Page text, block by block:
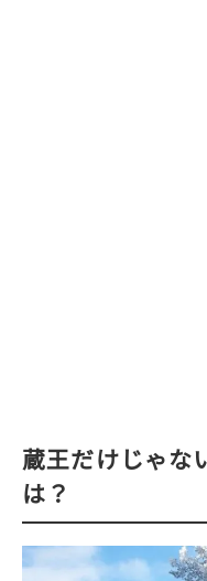
蔵王だけじゃな
は？